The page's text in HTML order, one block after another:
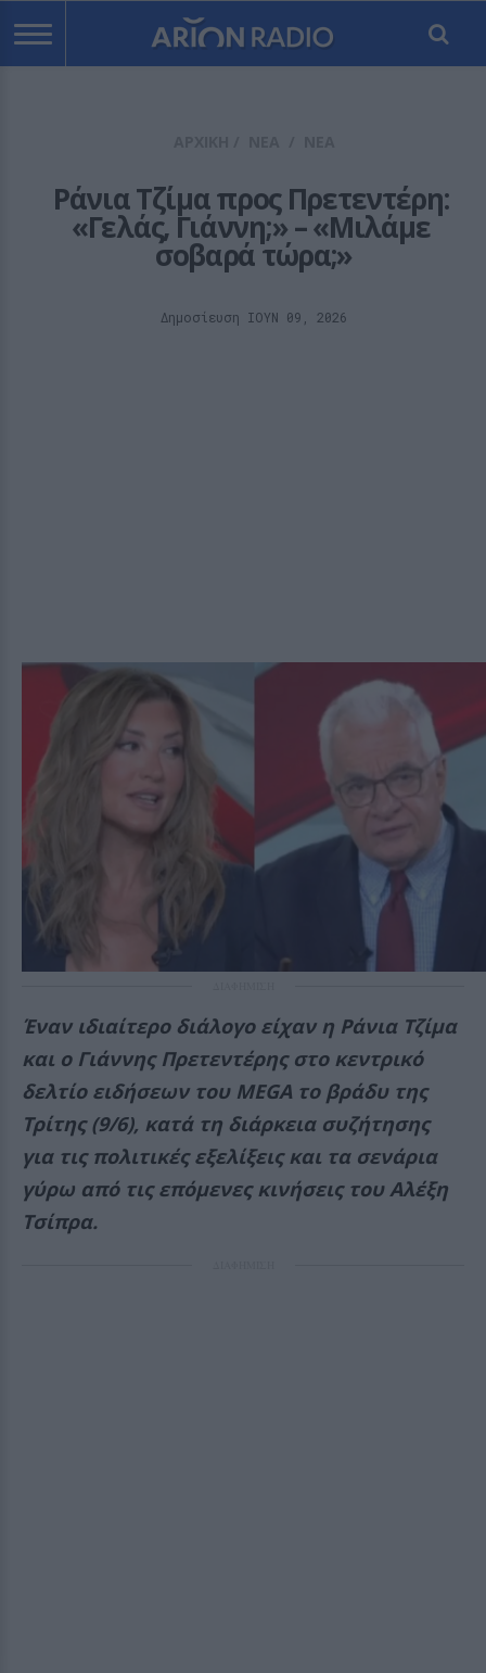
Ράνια Τζίμα προς Πρετεντέρη:
«Γελάς, Γιάννη;» – «Μιλάμε
σοβαρά τώρα;»
Δημοσίευση ΙΟΥΝ 09, 2026
Έναν ιδιαίτερο διάλογο είχαν η Ράνια Τζίμα
και ο Γιάννης Πρετεντέρης στο κεντρικό
δελτίο ειδήσεων του MEGA το βράδυ της
Τρίτης (9/6), κατά τη διάρκεια συζήτησης
για τις πολιτικές εξελίξεις και τα σενάρια
γύρω από τις επόμενες κινήσεις του Αλέξη
Τσίπρα.